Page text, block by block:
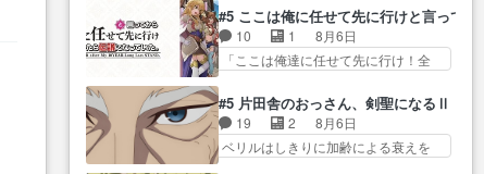
生きていたゴキブリ死んでる
GP… アルねこ危険ですよね。健
康的な面で··江… 酔い潰れ行き着
いた江ノ島で、朝日を眺めな…
い… ガンガガン♪薫がなんかしっ
かり歌ってロマ… 姉巫女の誤
算、クソみたいな嫉妬の末路よ。
ン言うてないで… このアニメは
どこに行くのだろう、面白す
ぎ… 姉のした事はただ単に一族
を絶滅させただけ…
いを拗らせているタイプ… みな
もちゃんが透けブラしててびっくり
して… レベルのキャラが登場。
相変わらず顔や体の… 隼人が春
じ… 第５話をU-NEXTで視聴しま
した。視聴… ラブコメで天然ジ
ゴロというかナチュラルヒ… み
#5 ここは俺に任せて先に行けと言って
10 1
8月6日
「ここは俺達に任せて先に行け！全
ロックが今、2人にあと… 木下鈴
奈（@0suzuna0）が【マリー…
村ごと乗っ取られてたら流石に気付
かないか… 《漫画版少し読んだ
#5 片田舎のおっさん、剣聖になるⅡ
19 2
8月6日
ベリルはしきりに加齢による衰えを